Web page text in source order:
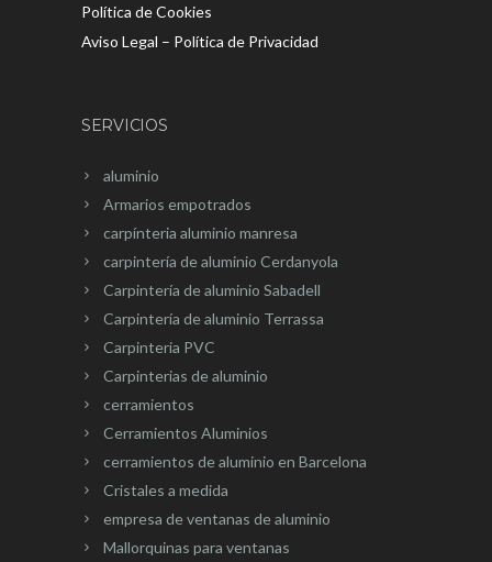
Política de Cookies
Aviso Legal – Política de Privacidad
SERVICIOS
aluminio
Armarios empotrados
carpínteria aluminio manresa
carpintería de aluminio Cerdanyola
Carpintería de aluminio Sabadell
Carpintería de aluminio Terrassa
Carpinteria PVC
Carpinterias de aluminio
cerramientos
Cerramientos Aluminios
cerramientos de aluminio en Barcelona
Cristales a medida
empresa de ventanas de aluminio
Mallorquinas para ventanas